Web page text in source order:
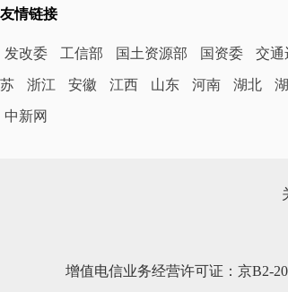
友情链接
发改委 工信部 国土资源部 国资委 交通
苏 浙江 安徽 江西 山东 河南 湖北
中新网
增值电信业务经营许可证：京B2-